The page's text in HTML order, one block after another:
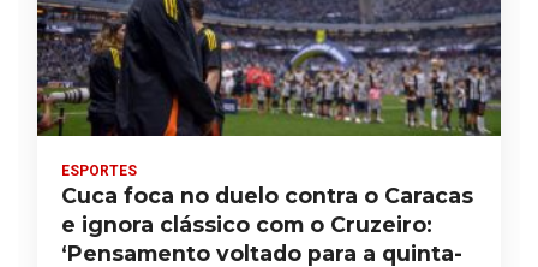
ESPORTES
Cuca foca no duelo contra o Caracas
e ignora clássico com o Cruzeiro:
‘Pensamento voltado para a quinta-